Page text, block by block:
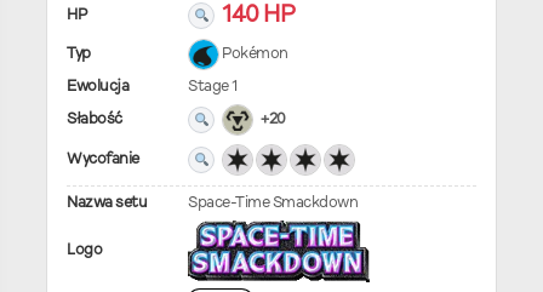
HP 140 HP
Typ Pokémon
Ewolucja Stage 1
Słabość +20
Wycofanie
Nazwa setu Space-Time Smackdown
Logo